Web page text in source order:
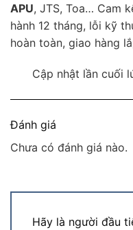
APU, JTS, Toa… Cam
hành 12 tháng, lỗi kỹ
hoàn toàn, giao hàng
Cập nhật lần cuối
Đánh giá
Chưa có đánh giá nào.
Hãy là người đầu